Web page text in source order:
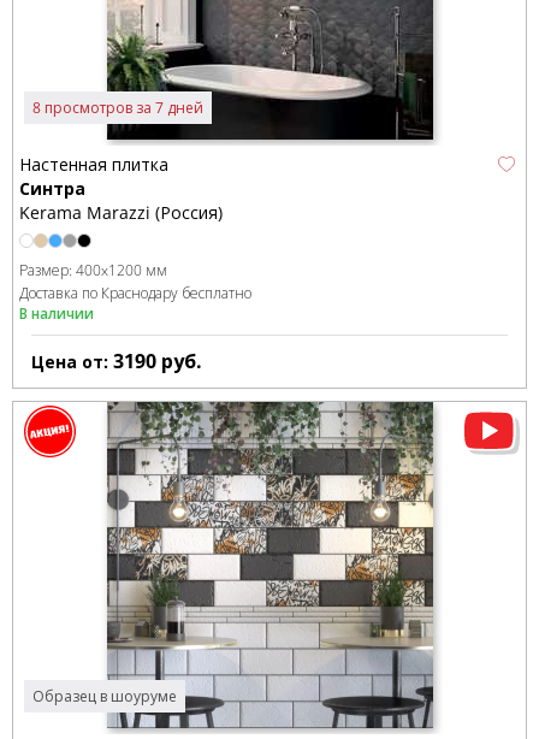
8 просмотров за 7 дней
Настенная плитка
Синтра
Kerama Marazzi (Россия)
Размер: 400x1200 мм
Доставка по Краснодару бесплатно
В наличии
Цена от: 3190 руб.
Образец в шоуруме